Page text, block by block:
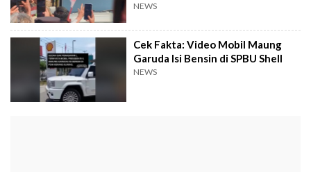
NEWS
Cek Fakta: Video Mobil Maung
Garuda Isi Bensin di SPBU Shell
NEWS